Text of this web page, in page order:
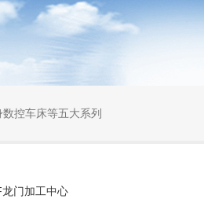
控车床等五大系列
门加工中心